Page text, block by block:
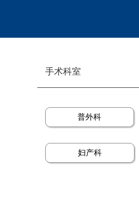
普外科
妇产科
手术科室